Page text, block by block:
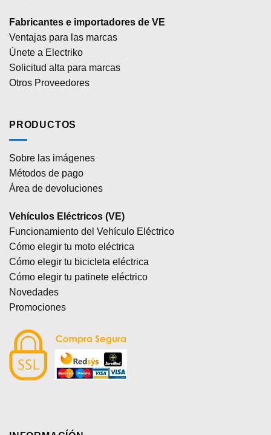
Fabricantes e importadores de VE
Ventajas para las marcas
Únete a Electriko
Solicitud alta para marcas
Otros Proveedores
PRODUCTOS
Sobre las imágenes
Métodos de pago
Área de devoluciones
Vehículos Eléctricos (VE)
Funcionamiento del Vehículo Eléctrico
Cómo elegir tu moto eléctrica
Cómo elegir tu bicicleta eléctrica
Cómo elegir tu patinete eléctrico
Novedades
Promociones